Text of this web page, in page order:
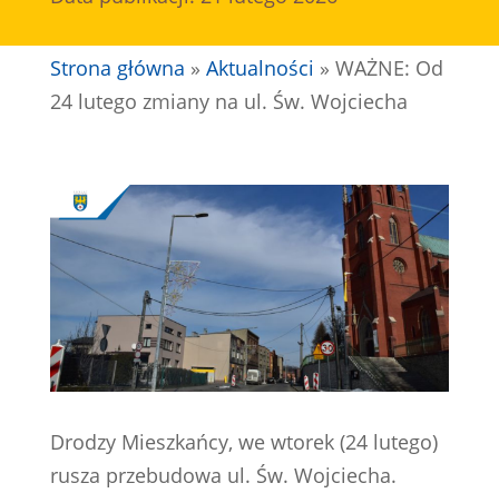
Strona główna » Aktualności » WAŻNE: Od
24 lutego zmiany na ul. Św. Wojciecha
Drodzy Mieszkańcy, we wtorek (24 lutego)
rusza przebudowa ul. Św. Wojciecha.